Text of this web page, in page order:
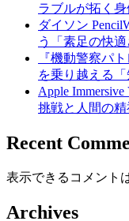
ラブルが拓く
ダイソン
う「素足の快
『機動警察パ
を乗り越える「
Apple
挑戦と人間の精
Recent
表示できるコメント
Archives